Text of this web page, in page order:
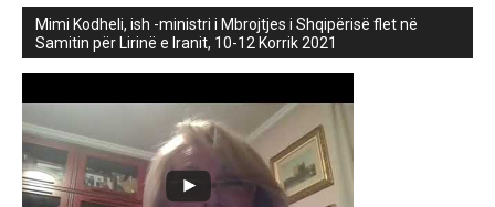
Mimi Kodheli, ish -ministri i Mbrojtjes i Shqipërisë flet në
Samitin për Lirinë e Iranit, 10-12 Korrik 2021